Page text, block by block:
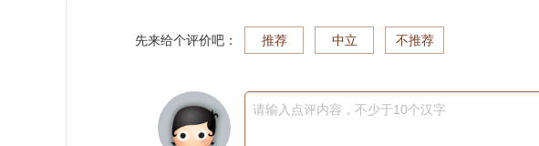
先来给个评价吧： 推荐 中立 不推荐
请输入点评内容，不少于10个汉字